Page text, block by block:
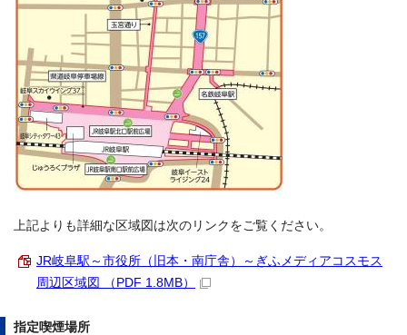
上記よりも詳細な区域図は次のリンクをご覧ください。
JR岐阜駅～市役所（旧本・南庁舎）～ぎふメディアコスモス
周辺区域図 （PDF 1.8MB）
指定喫煙場所